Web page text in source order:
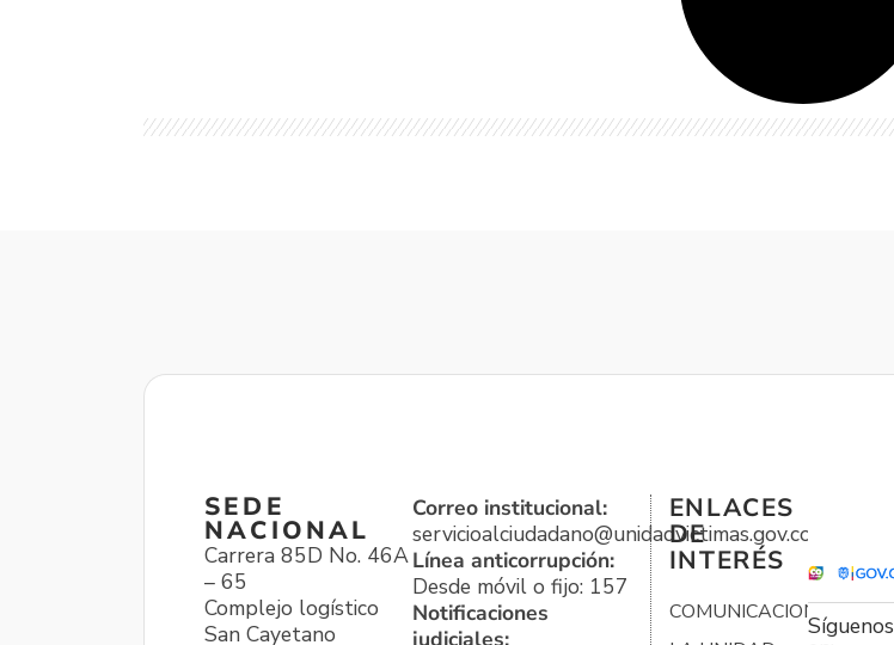
SEDE
NACIONAL
Carrera 85D No. 46A
– 65
Complejo logístico
San Cayetano
Correo institucional:
servicioalciudadano@unidadvictimas.gov.co
Línea anticorrupción:
Desde móvil o fijo: 157
Notificaciones
ENLACES
DE
INTERÉS
COMUNICACIONESSíguenos